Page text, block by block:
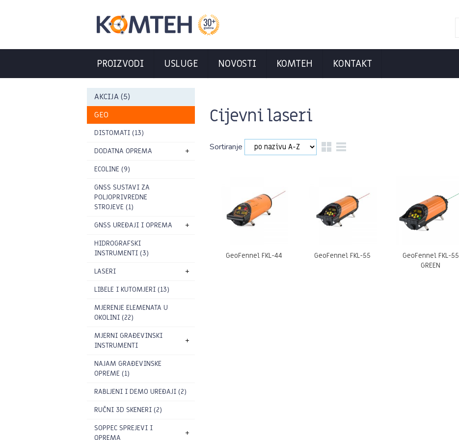
PROIZVODI USLUGE NOVOSTI KOMTEH KONTAKT
AKCIJA (5)
GEO
DISTOMATI (13)
DODATNA OPREMA
ECOLINE (9)
GNSS SUSTAVI ZA
POLJOPRIVREDNE
STROJEVE (1)
GNSS UREĐAJI I OPREMA
HIDROGRAFSKI
INSTRUMENTI (3)
LASERI
LIBELE I KUTOMJERI (13)
MJERENJE ELEMENATA U
OKOLINI (22)
MJERNI GRAĐEVINSKI
INSTRUMENTI
NAJAM GRAĐEVINSKE
OPREME (1)
RABLJENI I DEMO UREĐAJI (2)
RUČNI 3D SKENERI (2)
SOPPEC SPREJEVI I
OPREMA
Cijevni laseri
Sortiranje
GeoFennel FKL-44 GeoFennel FKL-55
GeoFennel FKL-55
GREEN